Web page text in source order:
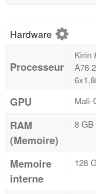
Hardware
Processeur
Kirin
A76
GPU Mali-
RAM
(Memoire)
8 GB
Memoire
interne
128